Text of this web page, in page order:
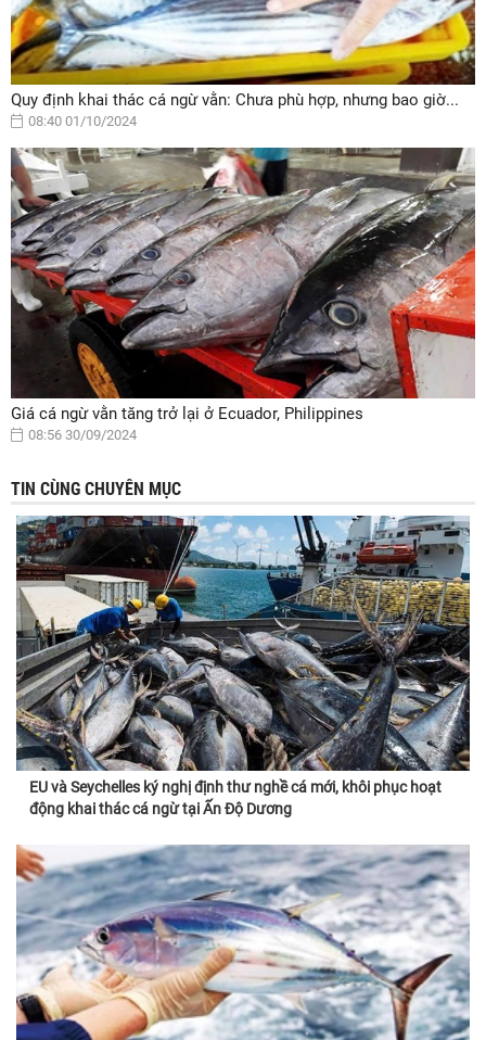
Quy định khai thác cá ngừ vằn: Chưa phù hợp, nhưng bao giờ...
08:40 01/10/2024
Giá cá ngừ vằn tăng trở lại ở Ecuador, Philippines
08:56 30/09/2024
TIN CÙNG CHUYÊN MỤC
EU và Seychelles ký nghị định thư nghề cá mới, khôi phục hoạt
động khai thác cá ngừ tại Ấn Độ Dương